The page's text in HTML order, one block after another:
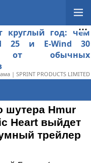
круглый год: чем
25 и E-Wind 30
от обычных
| SPRINT PRODUCTS LIMITED
шутера Hmur
Heart выйдет
трейлер